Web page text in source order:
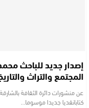
إصدار جديد للباحث
المجتمع والتراث
عن منشورات دائرة الثقافة
كتابانقديا جديدا موسوما…